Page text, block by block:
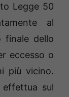
Legge 50
al
finale dello
eccesso o
più vicino.
sul